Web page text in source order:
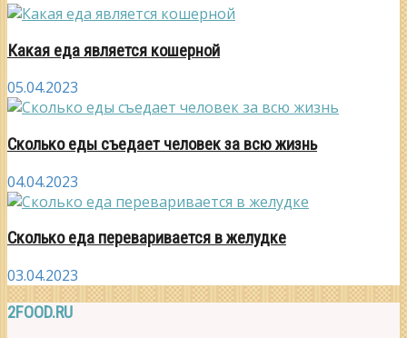
Какая еда является кошерной
05.04.2023
Сколько еды съедает человек за всю жизнь
04.04.2023
Сколько еда переваривается в желудке
03.04.2023
2FOOD.RU